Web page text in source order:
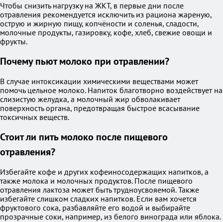
Чтобы снизить нагрузку на ЖКТ, в первые дни после
отравления рекомендуется исключить из рациона жареную,
острую и жирную пищу, копчёности и соленья, сладости,
молочные продукты, газировку, кофе, хлеб, свежие овощи и
фрукты.
Почему пьют молоко при отравлении?
В случае интоксикации химическими веществами может
помочь цельное молоко. Напиток благотворно воздействует на
слизистую желудка, а молочный жир обволакивает
поверхность органа, предотвращая быстрое всасывание
токсичных веществ.
Стоит ли пить молоко после пищевого
отравления?
Избегайте кофе и других кофеиносодержащих напитков, а
также молока и молочных продуктов. После пищевого
отравления лактоза может быть трудноусвояемой. Также
избегайте слишком сладких напитков. Если вам хочется
фруктового сока, разбавляйте его водой и выбирайте
прозрачные соки, например, из белого винограда или яблока.